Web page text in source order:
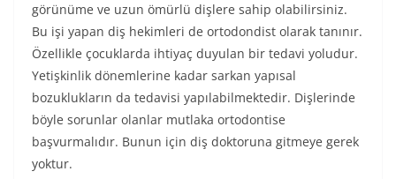
görünüme ve uzun ömürlü dişlere sahip olabilirsiniz.
Bu işi yapan diş hekimleri de ortodondist olarak tanınır.
Özellikle çocuklarda ihtiyaç duyulan bir tedavi yoludur.
Yetişkinlik dönemlerine kadar sarkan yapısal
bozuklukların da tedavisi yapılabilmektedir. Dişlerinde
böyle sorunlar olanlar mutlaka ortodontise
başvurmalıdır. Bunun için diş doktoruna gitmeye gerek
yoktur.